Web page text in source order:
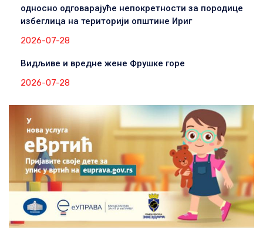
односно одговарајуће непокретности за породице
избеглица на територији општине Ириг
2026-07-28
Видљиве и вредне жене Фрушке горе
2026-07-28